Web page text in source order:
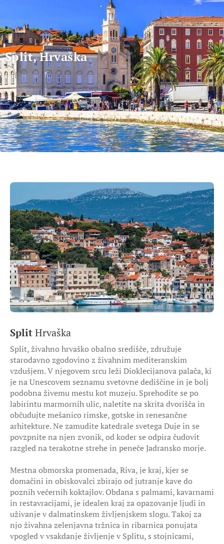
Split, Hrvaška
SplitHrvaška
Split, živahno hrvaško obalno središče, združuje
starodavno zgodovino z živahnim mediteranskim
vzdušjem. V njegovem srcu leži Dioklecijanova palača, ki
je na Unescovem seznamu svetovne dediščine in je bolj
podobna živemu mestu kot muzeju. Sprehodite se po
labirintu marmornih ulic, naletite na skrita dvorišča in
občudujte mešanico rimske, gotske in renesančne
arhitekture. Ne zamudite katedrale svetega Duje in se
povzpnite na njen zvonik, od koder se odpira čudovit
razgled na terakotne strehe in peneče Jadransko morje.
Mestna obmorska promenada, Riva, je kraj, kjer se
domačini in obiskovalci zbirajo od jutranje kave do
poznih večernih koktajlov. Obdana s palmami, kavarnami
in restavracijami, je idealen kraj za opazovanje ljudi in
uživanje v dalmatinskem življenjskem slogu. Takoj za
njo živahna zelenjavna tržnica in ribarnica ponujata
vpogled v vsakdanje življenje v Splitu, s stojnicami,